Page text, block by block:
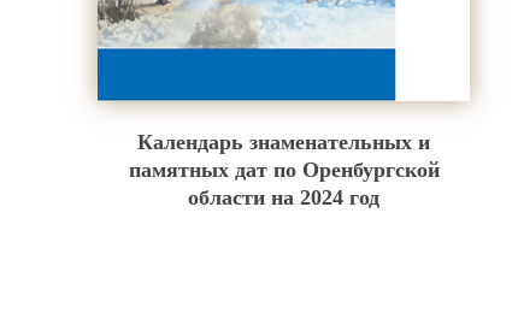
Календарь знаменательных и
памятных дат по Оренбургской
области на 2024 год